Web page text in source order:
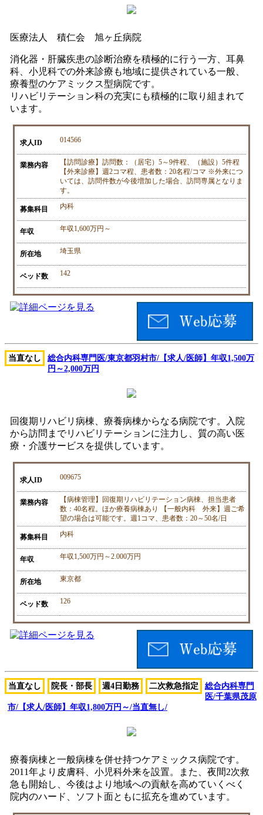
医療法人 積仁会 旭ヶ丘病院
消化器・肝臓疾患の診断治療を積極的に行う一方、耳鼻
科、小児科での外来診療も地域に提供されている一般、
療養型のケアミックス型病院です。
リハビリテーション科の充実にも積極的に取り組まれて
います。
求人ID 014566
業務内容
【訪問診療】訪問数：（居宅）5～9件程、（施設）5件程
【外来診療】週2コマ程、患者数：20名程/コマ ※外来につ
いては、訪問件数が今後増加した場合、訪問専属となりま
す。
募集科目 内科
年収 年収1,600万円～
所在地 埼玉県
ベッド数 142
当直なし
総合内科専門医/東京都羽村市/【求人/医師】年収1,500万
円～2,000万円
回復期リハビリ病棟、療養病棟からなる病院です。入院
から訪問までリハビリテーションに注力し、質の高い医
療・介護サービスを提供しています。
求人ID 009675
業務内容
【病棟管理】回復期リハビリテーション病棟、担当患者
数：40名程。ほか療養病棟あり 【一般内科 外来】週ご希
望の場合は可能です。週1コマ、患者数：20～50名/日
募集科目 内科
年収 年収1,500万円～2.000万円
所在地 東京都
ベッド数 126
当直なし 院長・部長 週4日勤務 二次救急指定
総合内科専門
医/千葉県茂原
市/【求人/医師】年収1,800万円～/当直無し/
療養病棟と一般病棟を併せ持つケアミックス病院です。
2011年より皮膚科、小児科外来を設置。また、夜間2次救
急も開始し、今後はより地域への貢献を高めていくべく
院内のハード、ソフト面ともに拡充を進めています。